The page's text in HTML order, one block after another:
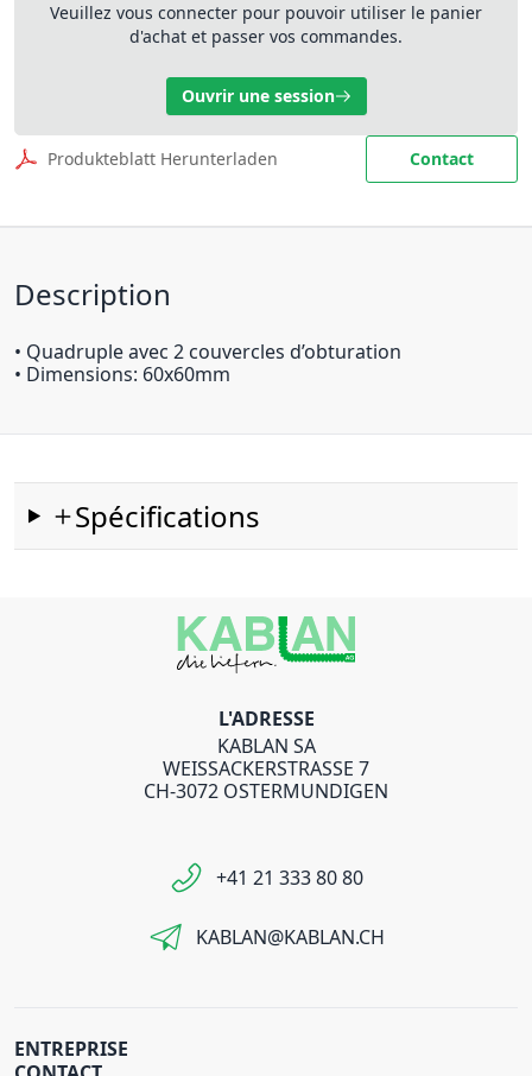
Veuillez vous connecter pour pouvoir utiliser le panier
d'achat et passer vos commandes.
Ouvrir une session
Produkteblatt Herunterladen Contact
Description
• Quadruple avec 2 couvercles d’obturation
• Dimensions: 60x60mm
Spécifications
L'ADRESSE
KABLAN SA
WEISSACKERSTRASSE 7
CH-3072 OSTERMUNDIGEN
+41 21 333 80 80
KABLAN@KABLAN.CH
ENTREPRISE